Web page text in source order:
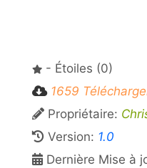
- Étoiles (0)
1659
Propriétaire:
Version: 1.0
Dernière Mise à